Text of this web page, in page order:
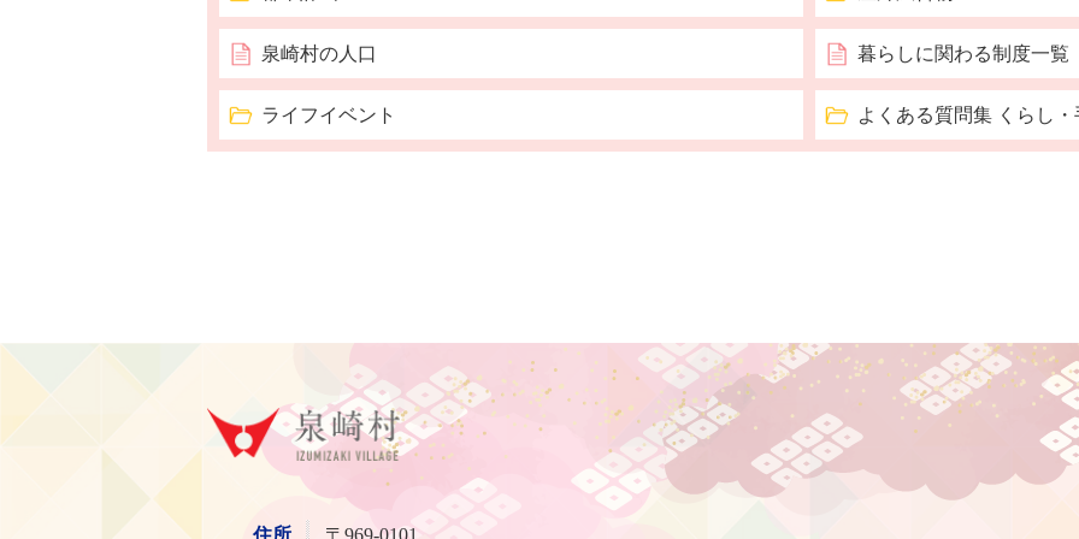
泉崎村の人口 暮らしに関わる制度一覧
ライフイベント よくある質問集 くらし
泉崎村
住所 〒969-0101